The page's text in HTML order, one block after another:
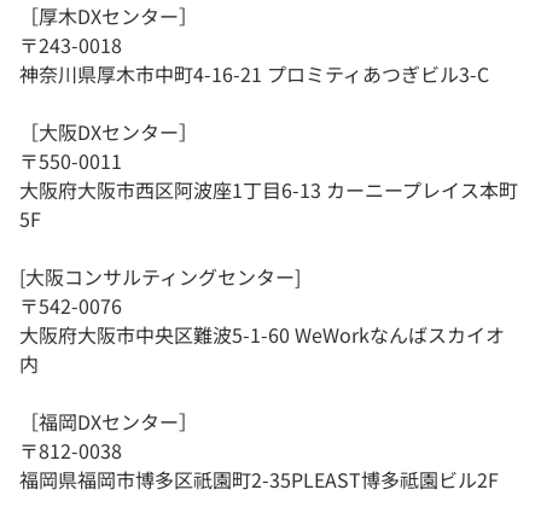
［厚木DXセンター］
〒243-0018
神奈川県厚木市中町4-16-21 プロミティあつぎビル3-C
［大阪DXセンター］
〒550-0011
大阪府大阪市西区阿波座1丁目6-13 カーニープレイス本町
5F
[大阪コンサルティングセンター]
〒542-0076
大阪府大阪市中央区難波5-1-60 WeWorkなんばスカイオ
内
［福岡DXセンター］
〒812-0038
福岡県福岡市博多区祇園町2-35PLEAST博多祗園ビル2F